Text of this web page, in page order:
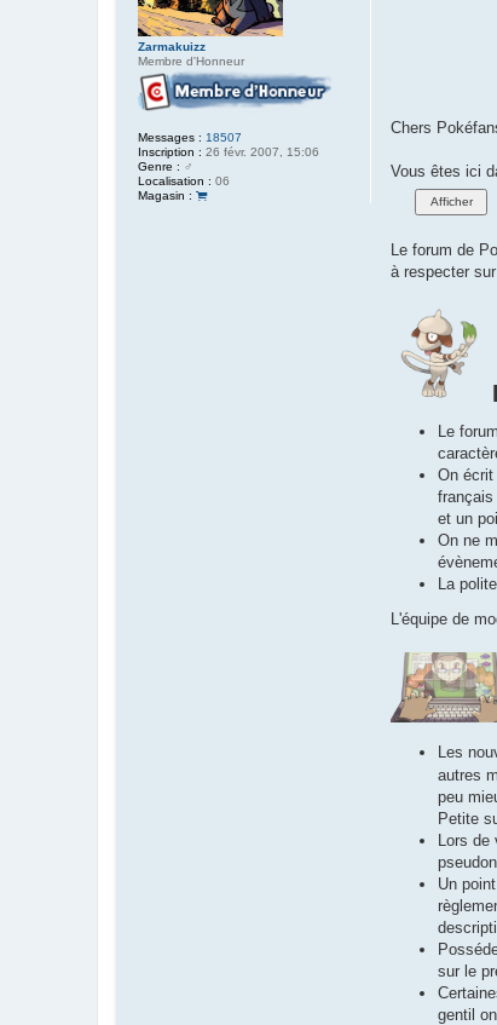
Zarmakuizz
Membre d'Honneur
Messages : 18507
Inscription : 26 févr. 2007, 15:06
Genre : ♂️
Localisation : 06
Magasin :
Chers
Vous êtes ici
Le forum de
à respecter
Le
On
et un
On ne
La
L'équipe de
Les
autres
peu
Petite
Lors de
Un
sur le
gentil